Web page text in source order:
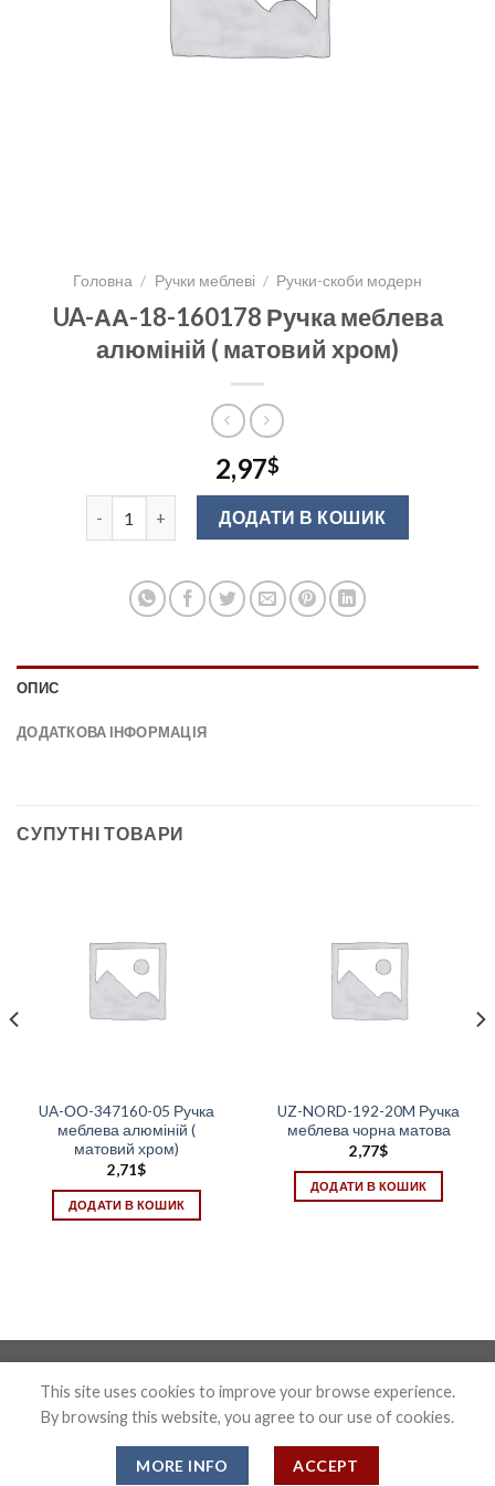
Головна / Ручки меблеві / Ручки-скоби модерн
UA-АА-18-160178 Ручка меблева
алюміній ( матовий хром)
2,97$
UA-АА-18-160178 Ручка меблева алюміній ( матовий
ДОДАТИ В КОШИК
ОПИС
ДОДАТКОВА ІНФОРМАЦІЯ
СУПУТНІ ТОВАРИ
UA-ОО-347160-05 Ручка
меблева алюміній (
матовий хром)
2,71$
ДОДАТИ В КОШИК
UZ-NORD-192-20M Ручка
меблева чорна матова
2,77$
ДОДАТИ В КОШИК
Copyright 2026 ©Confix
This site uses cookies to improve your browse experience.
By browsing this website, you agree to our use of cookies.
MORE INFO ACCEPT